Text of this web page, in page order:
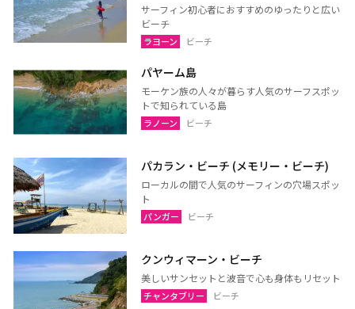
スリン
チャイヤプーム
北イサーン
南イサーン
パタヤ（チョンブリー）
トラート
ラヨーン（サメット島）
チャンタブリー
プラーチーンブリー
ナコーンナーヨック
サムットプラカーン
バンコク
サムットソンクラーム
アユタヤ
ナコーンパトム
サーフィン初心者におすすめのゆったりと広い
ビーチ
ラヨーン ビーチ
パヤーム島
モーケン族の人々が暮らす人気のサーフスポッ
トで知られている島
ラノーン ビーチ
パカラン・ビーチ (メモリー・ビーチ)
ローカルの間で人気のサーフィンの穴場スポッ
ト
パンガー ビーチ
クンウィマーン・ビーチ
美しいサンセットと波音で心も身体もリセット
チャンタブリー ビーチ